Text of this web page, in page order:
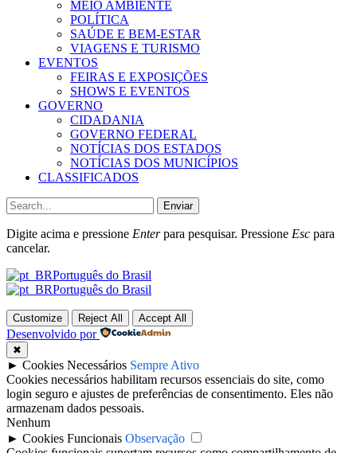
MEIO AMBIENTE
POLÍTICA
SAÚDE E BEM-ESTAR
VIAGENS E TURISMO
EVENTOS
FEIRAS E EXPOSIÇÕES
SHOWS E EVENTOS
GOVERNO
CIDADANIA
GOVERNO FEDERAL
NOTÍCIAS DOS ESTADOS
NOTÍCIAS DOS MUNICÍPIOS
CLASSIFICADOS
Enviar
Digite acima e pressione Enterpara pesquisar. Pressione Esc para
cancelar.
Português do Brasil
Português do Brasil
Customize Reject All Accept All
Desenvolvido por
✖
► Cookies Necessários Sempre Ativo
Cookies necessários habilitam recursos essenciais do site, como
login seguro e ajustes de preferências de consentimento. Eles não
armazenam dados pessoais.
Nenhum
► Cookies Funcionais Observação